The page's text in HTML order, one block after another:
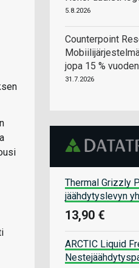
5.8.2026
Counterpoint
jopa 15 %
31.7.2026
Thermal Grizzly
jäähdytyslevyn
13,90 €
ARCTIC Liquid